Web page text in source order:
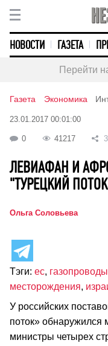
НОВОСТИ ГАЗЕТА
Перейти
Газета Экономика
23.01.2017 00:01:00
0 41217
ЛЕВИАФАН И
"ТУРЕЦКИЙ
Ольга Соловьева
Тэги: ес, газопроводы
месторождения,
У российских
поток» обнаружился
министры четырех